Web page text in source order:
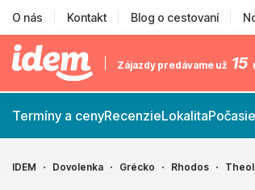
O nás Kontakt Blog o cestovaní
Zájazdy predávame už 15
Termíny a cenyRecenzieLokalitaPočasie
IDEM Dovolenka Grécko Rhodos